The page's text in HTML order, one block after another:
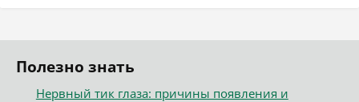
Полезно знать
Нервный тик глаза: причины появления и